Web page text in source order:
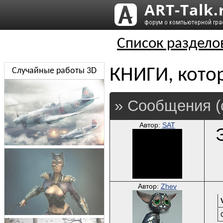
Список
КНИГИ,
» Сообщения
Автор: SAT
Автор: Zhev
Случайные работы 3D